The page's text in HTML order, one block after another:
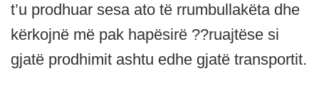
t’u prodhuar sesa ato të rrumbullakëta dhe
kërkojnë më pak hapësirë ??ruajtëse si
gjatë prodhimit ashtu edhe gjatë transportit.